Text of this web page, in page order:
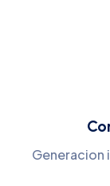
Generacion